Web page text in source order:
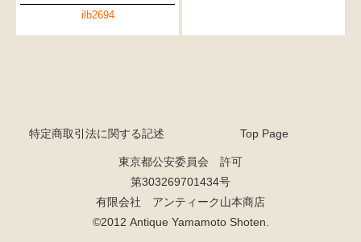
ilb2694
特定商取引法に関する記述 Top Page
東京都公安委員会 許可
第303269701434号
有限会社 アンティーク山本商店
©2012 Antique Yamamoto Shoten.